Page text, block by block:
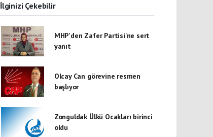
İlginizi Çekebilir
MHP'den Zafer Partisi'ne sert
yanıt
Olcay Can görevine resmen
başlıyor
Zonguldak Ülkü Ocakları birinci
oldu